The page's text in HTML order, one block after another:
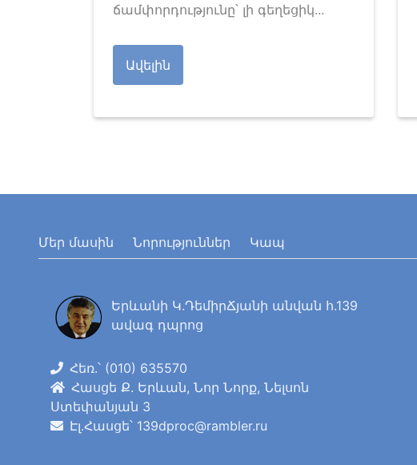
ճամփորդությունը՝ լի գեղեցիկ...
Ավելին
Մեր մասին Նորություններ Կապ
Երևանի Կ.ԴեմիրՃյանի անվան հ.139
ավագ դպրոց
Հեռ.՝ (010) 635570
Հասցե Ք. Երևան, Նոր Նորք, Նելսոն
Ստեփանյան 3
Էլ․Հասցե՝ 139dproc@rambler.ru